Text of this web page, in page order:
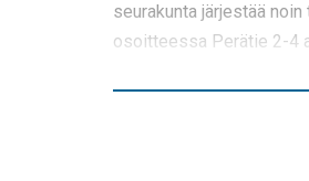
seurakunta järjestää
osoitteessa Perätie 2-4